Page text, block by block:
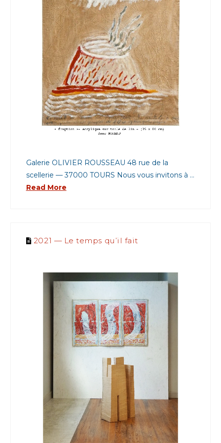
Galerie OLIVIER ROUSSEAU 48 rue de la
scellerie — 37000 TOURS Nous vous invitons à …
Read More
2021 — Le temps qu’il fait